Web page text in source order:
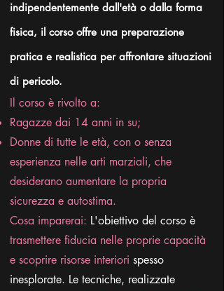
indipendentemente dall'età o dalla forma
fisica, il corso offre una preparazione
pratica e realistica per affrontare situazioni
di pericolo.
Il corso è rivolto a:
Ragazze dai 14 anni in su;
Donne di tutte le età, con o senza
esperienza nelle arti marziali, che
desiderano aumentare la propria
sicurezza e autostima.
Cosa imparerai: L'obiettivo del corso è
trasmettere fiducia nelle proprie capacità
e scoprire risorse interiori spesso
inesplorate. Le tecniche, realizzate